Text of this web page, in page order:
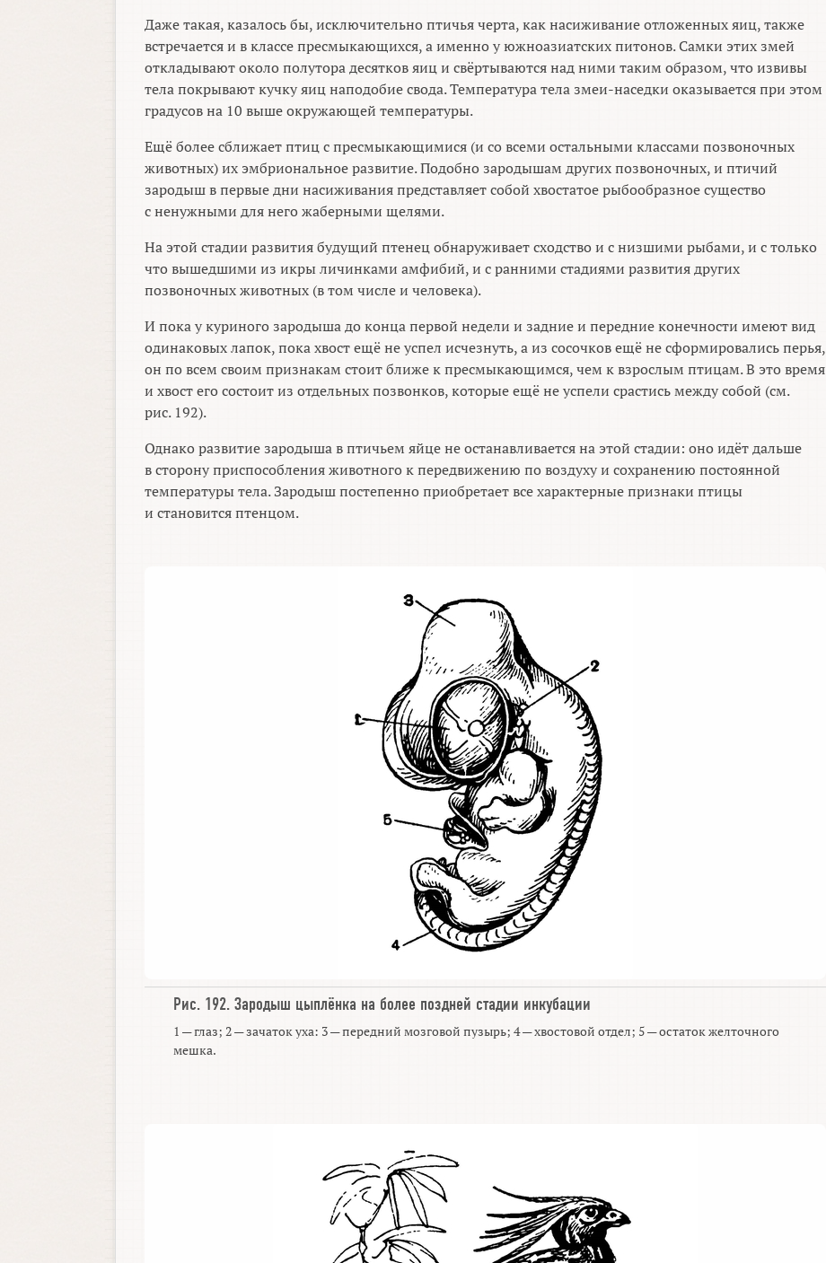
Даже такая, казалось бы, исключительно птичья черта, как насиживание отложенных яиц, также
встречается и в классе пресмыкающихся, а именно у южноазиатских питонов. Самки этих змей
откладывают около полутора десятков яиц и свёртываются над ними таким образом, что извивы
тела покрывают кучку яиц наподобие свода. Температура тела змеи-наседки оказывается при этом
градусов на 10 выше окружающей температуры.
Ещё более сближает птиц с пресмыкающимися (и со всеми остальными классами позвоночных
животных) их эмбриональное развитие. Подобно зародышам других позвоночных, и птичий
зародыш в первые дни насиживания представляет собой хвостатое рыбообразное существо
с ненужными для него жаберными щелями.
На этой стадии развития будущий птенец обнаруживает сходство и с низшими рыбами, и с только
что вышедшими из икры личинками амфибий, и с ранними стадиями развития других
позвоночных животных (в том числе и человека).
И пока у куриного зародыша до конца первой недели и задние и передние конечности имеют вид
одинаковых лапок, пока хвост ещё не успел исчезнуть, а из сосочков ещё не сформировались перья,
он по всем своим признакам стоит ближе к пресмыкающимся, чем к взрослым птицам. В это время
и хвост его состоит из отдельных позвонков, которые ещё не успели срастись между собой (см.
рис. 192).
Однако развитие зародыша в птичьем яйце не останавливается на этой стадии: оно идёт дальше
в сторону приспособления животного к передвижению по воздуху и сохранению постоянной
температуры тела. Зародыш постепенно приобретает все характерные признаки птицы
и становится птенцом.
Рис. 192.Зародыш цыплёнка на более поздней стадии инкубации
1 — глаз; 2 — зачаток уха: 3 — передний мозговой пузырь; 4 — хвостовой отдел; 5 — остаток желточного
мешка.